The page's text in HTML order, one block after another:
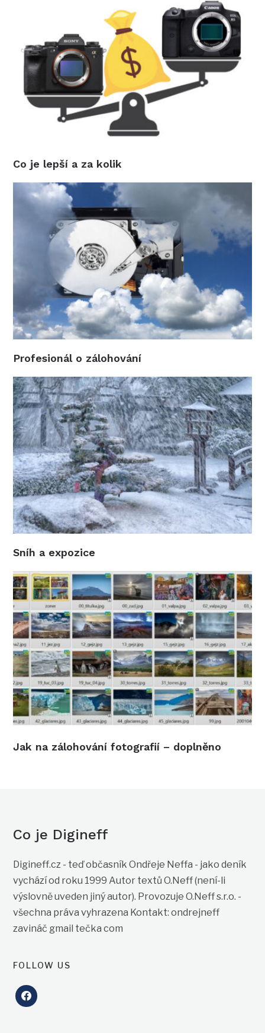
Co je lepší a za kolik
Profesionál o zálohování
Sníh a expozice
Jak na zálohování fotografií – doplněno
Co je Digineff
Digineff.cz - teď občasník Ondřeje Neffa - jako deník
vychází od roku 1999 Autor textů O.Neff (není-li
výslovně uveden jiný autor). Provozuje O.Neff s.r.o. -
všechna práva vyhrazena Kontakt: ondrejneff
zavináč gmail tečka com
FOLLOW US
facebook